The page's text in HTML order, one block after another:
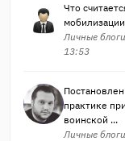
Что
Личные
13:53
практике
воинской ...
Личные